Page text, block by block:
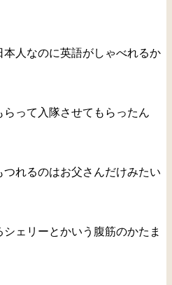
なのに英語がしゃべれるか
って入隊させてもらったん
れるのはお父さんだけみたい
ェリーとかいう腹筋のかたま